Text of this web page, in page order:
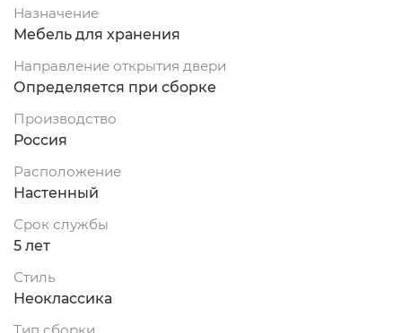
Назначение
Мебель для хранения
Направление открытия двери
Определяется при сборке
Производство
Россия
Расположение
Настенный
Срок службы
5 лет
Стиль
Неоклассика